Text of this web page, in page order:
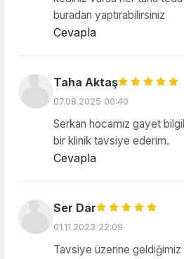
buradan yaptırabilirsiniz
Cevapla
Taha Aktaş
07.08.2025 00:40
Serkan hocamız gayet
bir klinik tavsiye ederim.
Cevapla
Ser Dar
01.11.2023 22:09
Tavsiye üzerine geldiğimiz